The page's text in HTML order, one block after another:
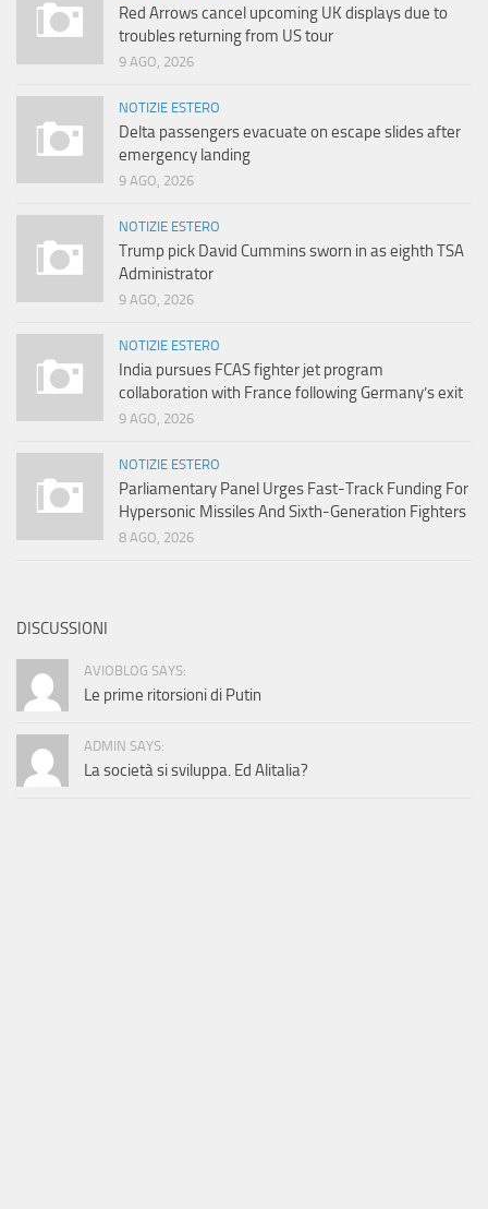
Red Arrows cancel upcoming UK displays due to
troubles returning from US tour
9 AGO, 2026
NOTIZIE ESTERO
Delta passengers evacuate on escape slides after
emergency landing
9 AGO, 2026
NOTIZIE ESTERO
Trump pick David Cummins sworn in as eighth TSA
Administrator
9 AGO, 2026
NOTIZIE ESTERO
India pursues FCAS fighter jet program
collaboration with France following Germany’s exit
9 AGO, 2026
NOTIZIE ESTERO
Parliamentary Panel Urges Fast-Track Funding For
Hypersonic Missiles And Sixth-Generation Fighters
8 AGO, 2026
DISCUSSIONI
AVIOBLOG SAYS:
Le prime ritorsioni di Putin
ADMIN SAYS:
La società si sviluppa. Ed Alitalia?